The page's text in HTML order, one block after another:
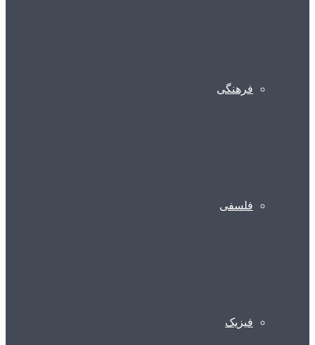
فرهنگی
فلسفی
فیزیک